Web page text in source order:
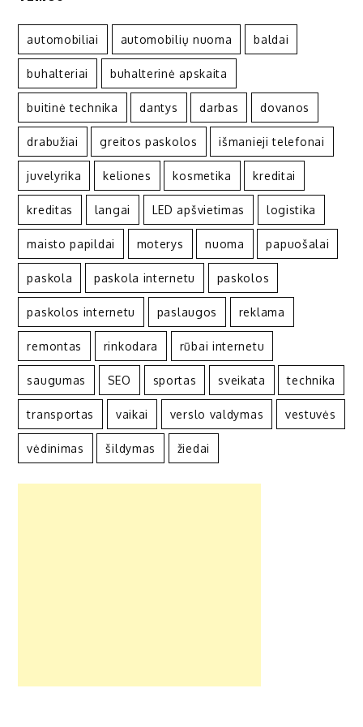
automobiliai automobilių nuoma baldai
buhalteriai buhalterinė apskaita
buitinė technika dantys darbas dovanos
drabužiai greitos paskolos išmanieji telefonai
juvelyrika keliones kosmetika kreditai
kreditas langai LED apšvietimas logistika
maisto papildai moterys nuoma papuošalai
paskola paskola internetu paskolos
paskolos internetu paslaugos reklama
remontas rinkodara rūbai internetu
saugumas SEO sportas sveikata technika
transportas vaikai verslo valdymas vestuvės
vėdinimas šildymas žiedai